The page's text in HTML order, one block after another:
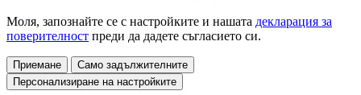
Моля, запознайте се с настройките и нашата декларация за
поверителност преди да дадете съгласието си.
Приемане
Само задължителните
Персонализиране на настройките